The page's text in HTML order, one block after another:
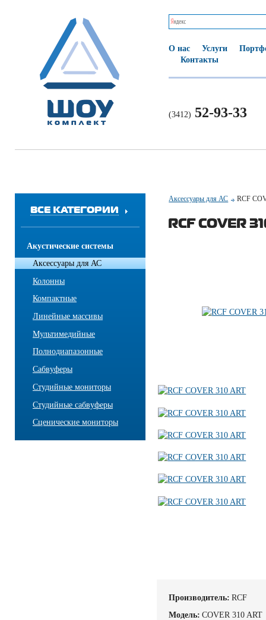
О нас Услуги
Контакты
(3412) 52-93-33
ВСЕ КАТЕГОРИИ
Акустические системы
Аксессуары для АС
Колонны
Компактные
Линейные массивы
Мультимедийные
Полнодиапазонные
Сабвуферы
Студийные мониторы
Студийные сабвуферы
Сценические мониторы
Аксессуары для АС RCF
RCF COVER
Производитель: RCF
Модель: COVER 310 ART